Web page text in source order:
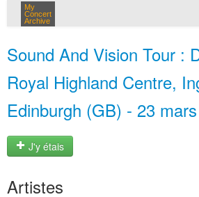
My
Concert
Archive
Sound And Vision Tour :
Royal Highland Centre,
Edinburgh (GB) - 23
J'y étais
Artistes